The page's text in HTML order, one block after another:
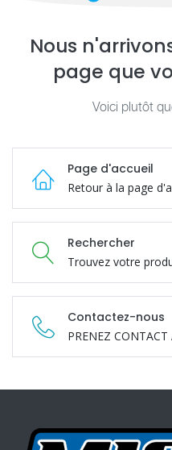
Nous
page que
Voici plutôt
Page d'accueil
Retour à la page
Rechercher
Trouvez votre
Contactez-nous
PRENEZ CONTACT